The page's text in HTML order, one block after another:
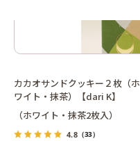
カカオサンドクッキー２枚（ホ
ワイト・抹茶）【dari K】
（ホワイト・抹茶2枚入）
4.8 （33）